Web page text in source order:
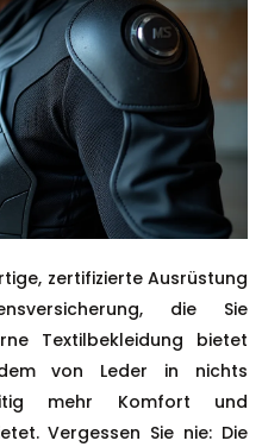
zertifizierte Ausrüstung
die Sie
Textilbekleidung bietet
von Leder in nichts
mehr Komfort und
Vergessen Sie nie: Die